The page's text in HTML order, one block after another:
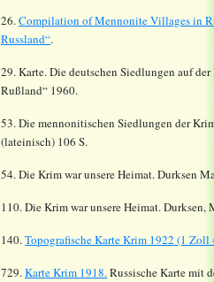
26.Compilation of Mennonite Villages in
Russland“.
29. Karte. Die deutschen Siedlungen auf
Rußland“ 1960.
53. Die mennonitischen Siedlungen der
(lateinisch) 106 S.
54. Die Krim war unsere Heimat. Durksen
110. Die Krim war unsere Heimat.
140.Topografische Karte Krim 1922 (1 Zoll
729.Karte Krim 1918.Russische Karte mit